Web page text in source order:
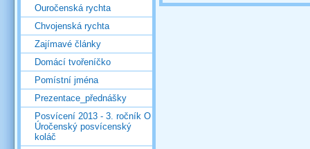
Ouročenská rychta
Chvojenská rychta
Zajímavé články
Domácí tvořeníčko
Pomístní jména
Prezentace_přednášky
Posvícení 2013 - 3. ročník O
Úročenský posvícenský
koláč